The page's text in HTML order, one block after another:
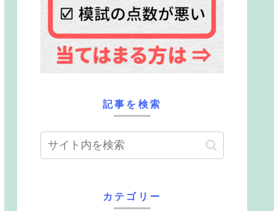
記事を検索
カテゴリー